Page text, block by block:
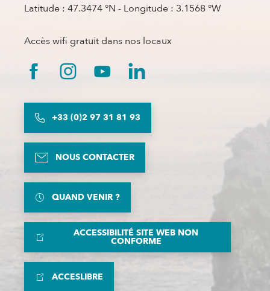
Latitude : 47.3474 °N - Longitude : 3.1568 °W
Accès wifi gratuit dans nos locaux
+33 (0)2 97 31 81 93
NOUS CONTACTER
QUAND VENIR ?
ACCESSIBILITÉ SITE WEB NON
CONFORME
ACCESLIBRE